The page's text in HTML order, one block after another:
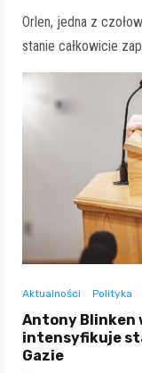
Orlen, jedna z
stanie całkowicie
Aktualności Polityka
Antony Blinken
intensyfikuje
Gazie